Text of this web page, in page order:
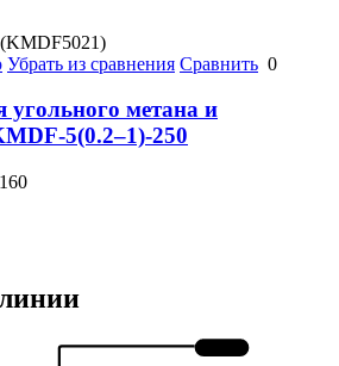
Убрать из сравнения Сравнить 0
угольного метана и
5(0.2–1)-250
160